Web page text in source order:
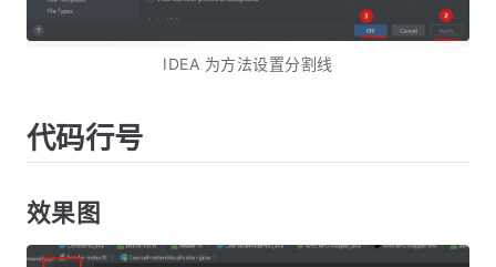
IDEA 为方法设置分割线
代码行号
效果图